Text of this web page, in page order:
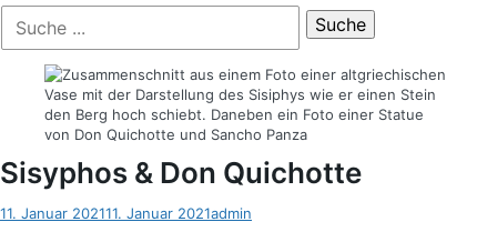
der
Suche
nach:
Sisyphos & Don Quichotte
Posted
11. Januar 202111. Januar 2021Autor
admin